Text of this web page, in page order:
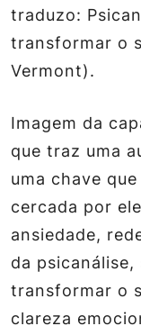
traduzo:
transformar o
Vermont).
Imagem da
que traz uma
uma chave
cercada por
ansiedade,
da
transformar o
clareza